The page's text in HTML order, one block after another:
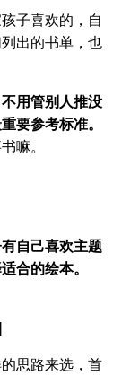
子喜欢的，自
出的书单，也
用管别人推没
要参考标准。
嘛。
自己喜欢主题
合的绘本。
思路来选，首